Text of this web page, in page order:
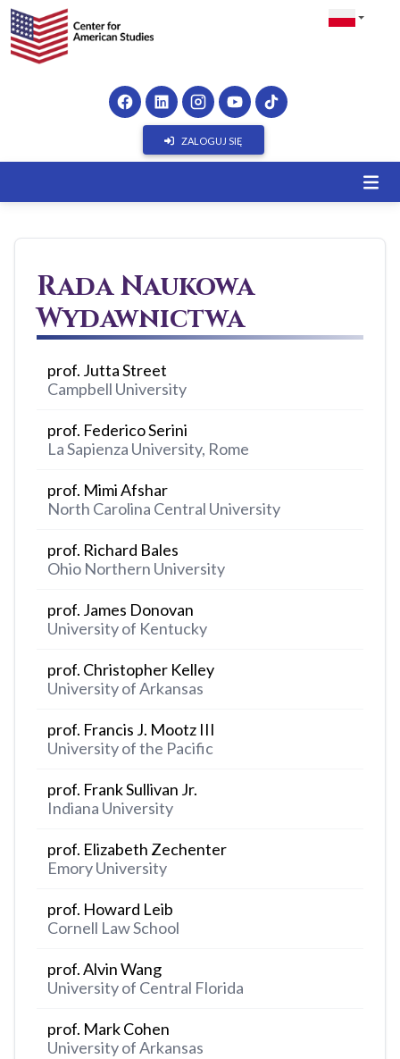
ZALOGUJ SIĘ
Rada Naukowa
Wydawnictwa
prof. Jutta Street
Campbell University
prof. Federico Serini
La Sapienza University, Rome
prof. Mimi Afshar
North Carolina Central University
prof. Richard Bales
Ohio Northern University
prof. James Donovan
University of Kentucky
prof. Christopher Kelley
University of Arkansas
prof. Francis J. Mootz III
University of the Pacific
prof. Frank Sullivan Jr.
Indiana University
prof. Elizabeth Zechenter
Emory University
prof. Howard Leib
Cornell Law School
prof. Alvin Wang
University of Central Florida
prof. Mark Cohen
University of Arkansas